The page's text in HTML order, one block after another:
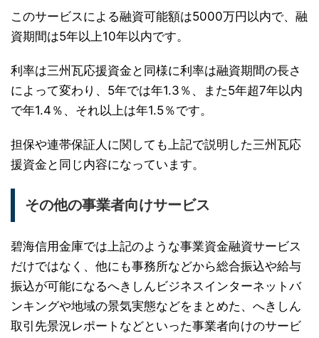
このサービスによる融資可能額は5000万円以内で、融
資期間は5年以上10年以内です。
利率は三州瓦応援資金と同様に利率は融資期間の長さ
によって変わり、5年では年1.3％、また5年超7年以内
で年1.4％、それ以上は年1.5％です。
担保や連帯保証人に関しても上記で説明した三州瓦応
援資金と同じ内容になっています。
その他の事業者向けサービス
碧海信用金庫では上記のような事業資金融資サービス
だけではなく、他にも事務所などから総合振込や給与
振込が可能になるへきしんビジネスインターネットバ
ンキングや地域の景気実態などをまとめた、へきしん
取引先景況レポートなどといった事業者向けのサービ